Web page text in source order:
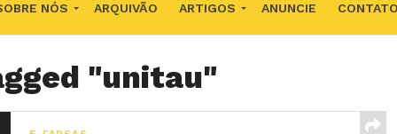
NÓS ARQUIVÃO ARTIGOS ANUNCIE CONTATO
"unitau"